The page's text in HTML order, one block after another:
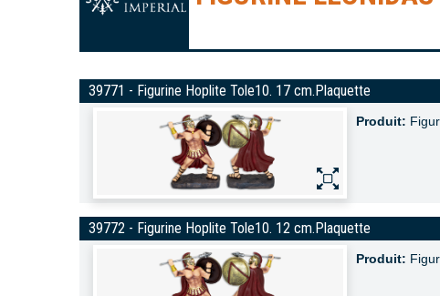
39771 - Figurine Hoplite Tole10. 17 cm.Plaquette
Produit:
39772 - Figurine Hoplite Tole10. 12 cm.Plaquette
Produit: